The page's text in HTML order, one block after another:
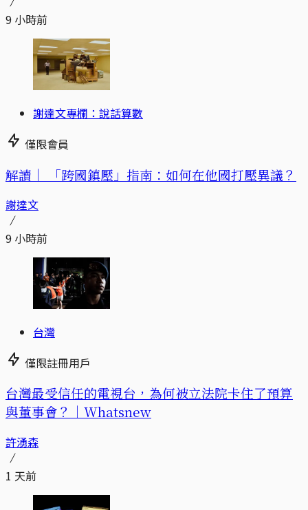
9 小時前
謝達文專欄：說話算數
僅限會員
解讀｜ 「跨國鎮壓」指南：如何在他國打壓異議？
謝達文
9 小時前
台灣
僅限註冊用戶
台灣最受信任的電視台，為何被立法院卡住了預算
與董事會？｜Whatsnew
許湧森
1 天前